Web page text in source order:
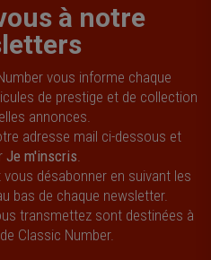
à notre
vous informe chaque
de prestige et de collection
annonces.
adresse mail ci-dessous et
Je m'inscris
désabonner en suivant les
bas de chaque newsletter.
transmettez sont destinées à
Classic Number.